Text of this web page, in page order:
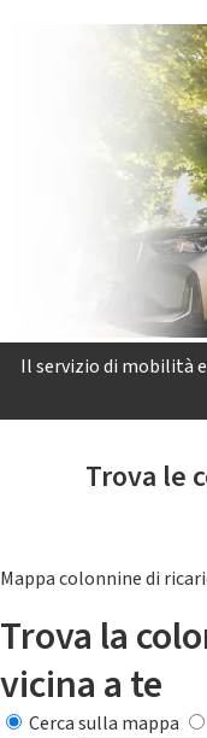
Il servizio di mobilità
Trova le
Mappa colonnine di
Trova la
vicina a te
Cerca sulla mappa